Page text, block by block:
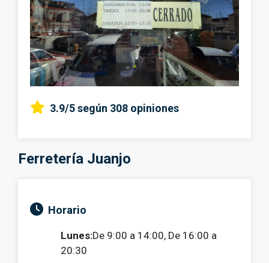
3.9/5según 308 opiniones
Ferretería Juanjo
Horario
Lunes:De 9:00 a 14:00, De 16:00 a
20:30